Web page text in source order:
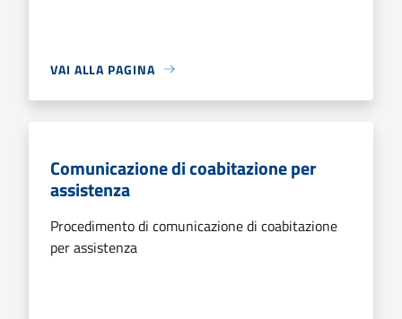
VAI ALLA PAGINA
Comunicazione di coabitazione per
assistenza
Procedimento di comunicazione di coabitazione
per assistenza